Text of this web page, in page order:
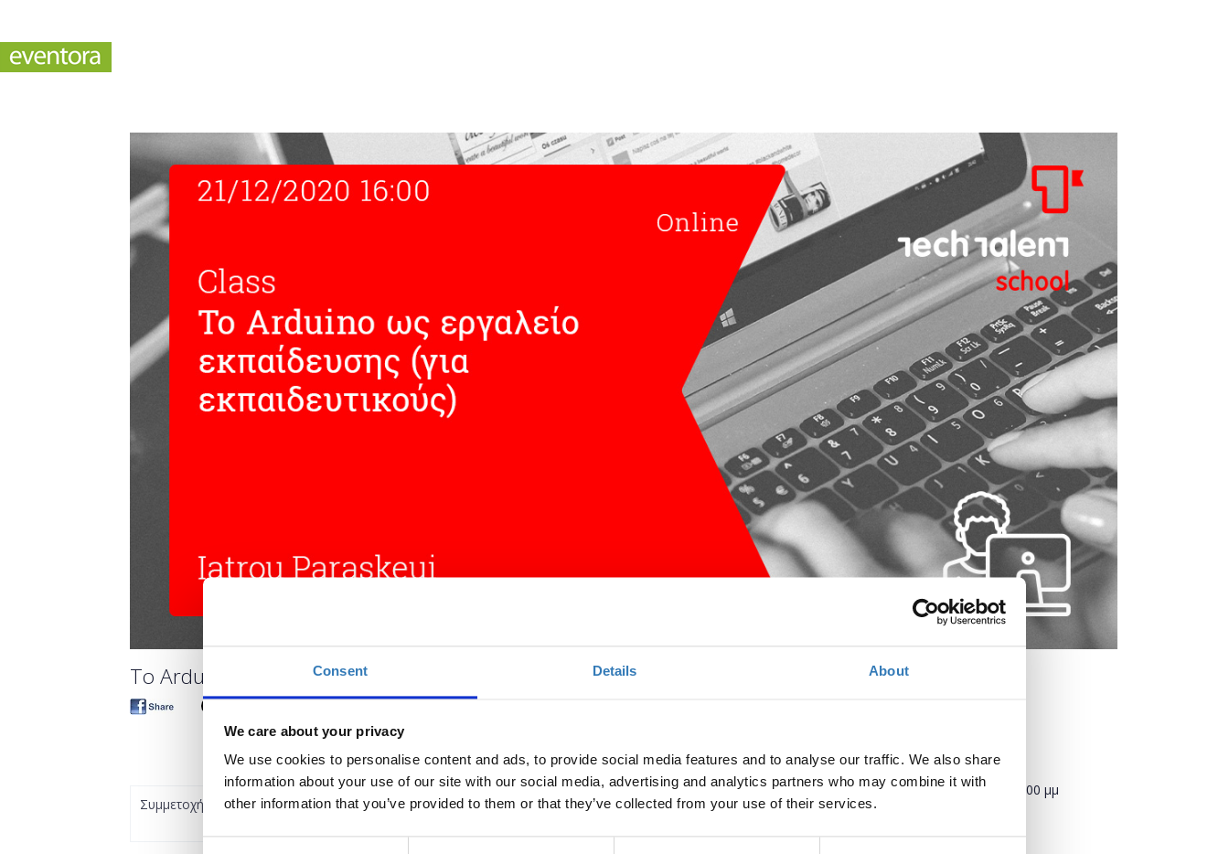
Consent Details About
We care about your privacy
We use cookies to personalise content and ads, to provide social media features and to analyse our traffic. We also share
information about your use of our site with our social media, advertising and analytics partners who may combine it with
other information that you’ve provided to them or that they’ve collected from your use of their services.
To Arduino ως εργαλείο εκπαίδευσης (για εκπαιδευτικούς) - Online
Ποσότητα
Συμμετοχή
Η περίοδος εγγραφών
Πότε;
Δευτέρα, 21 Δεκεμβρίου 2020 4:00 μμ
Προσθήκη στο ημερολόγιό σας